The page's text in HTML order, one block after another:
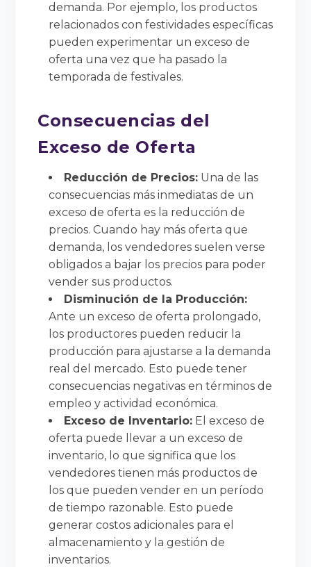
demanda. Por ejemplo, los productos
relacionados con festividades específicas
pueden experimentar un exceso de
oferta una vez que ha pasado la
temporada de festivales.
Consecuencias del
Exceso de Oferta
Reducción de Precios: Una de las
consecuencias más inmediatas de un
exceso de oferta es la reducción de
precios. Cuando hay más oferta que
demanda, los vendedores suelen verse
obligados a bajar los precios para poder
vender sus productos.
Disminución de la Producción:
Ante un exceso de oferta prolongado,
los productores pueden reducir la
producción para ajustarse a la demanda
real del mercado. Esto puede tener
consecuencias negativas en términos de
empleo y actividad económica.
Exceso de Inventario: El exceso de
oferta puede llevar a un exceso de
inventario, lo que significa que los
vendedores tienen más productos de
los que pueden vender en un período
de tiempo razonable. Esto puede
generar costos adicionales para el
almacenamiento y la gestión de
inventarios.